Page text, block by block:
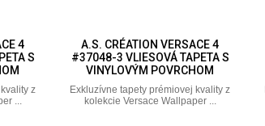
4
S
z
...
A.S. CRÉATION VERSACE 4
#37048-3 VLIESOVÁ TAPETA S
VINYLOVÝM POVRCHOM
Exkluzívne tapety prémiovej kvality z
kolekcie Versace Wallpaper ...